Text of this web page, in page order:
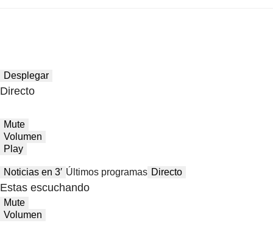
Desplegar
Directo
Mute
Volumen
Play
Noticias en 3′ Últimos programas Directo
Estas escuchando
Mute
Volumen